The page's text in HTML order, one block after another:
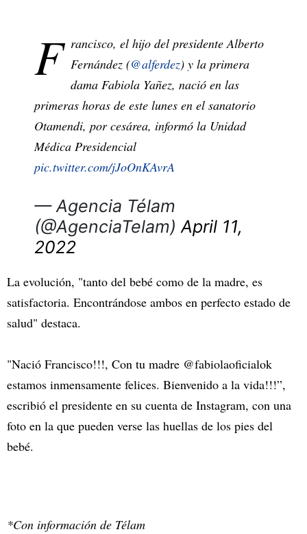
F rancisco, el hijo del presidente Alberto
Fernández (@alferdez) y la primera
dama Fabiola Yañez, nació en las
primeras horas de este lunes en el sanatorio
Otamendi, por cesárea, informó la Unidad
Médica Presidencial
pic.twitter.com/jJoOnKAvrA
— Agencia Télam
(@AgenciaTelam)April 11,
2022
La evolución, "tanto del bebé como de la madre, es
satisfactoria. Encontrándose ambos en perfecto estado de
salud" destaca.
"Nació Francisco!!!, Con tu madre @fabiolaoficialok
estamos inmensamente felices. Bienvenido a la vida!!!”,
escribió el presidente en su cuenta de Instagram, con una
foto en la que pueden verse las huellas de los pies del
bebé.
*Con información de Télam